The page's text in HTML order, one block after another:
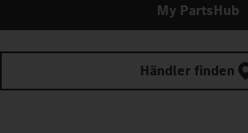
My PartsHub
Händler finden